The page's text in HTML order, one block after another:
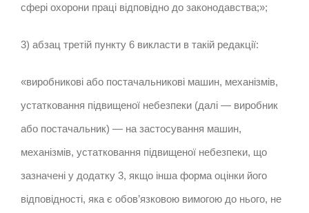
сфері охорони праці відповідно до законодавства;»;
3) абзац третій пункту 6 викласти в такій редакції:
«виробникові або постачальникові машин, механізмів,
устатковання підвищеної небезпеки (далі — виробник
або постачальник) — на застосування машин,
механізмів, устатковання підвищеної небезпеки, що
зазначені у додатку 3, якщо інша форма оцінки його
відповідності, яка є обов’язковою вимогою до нього, не